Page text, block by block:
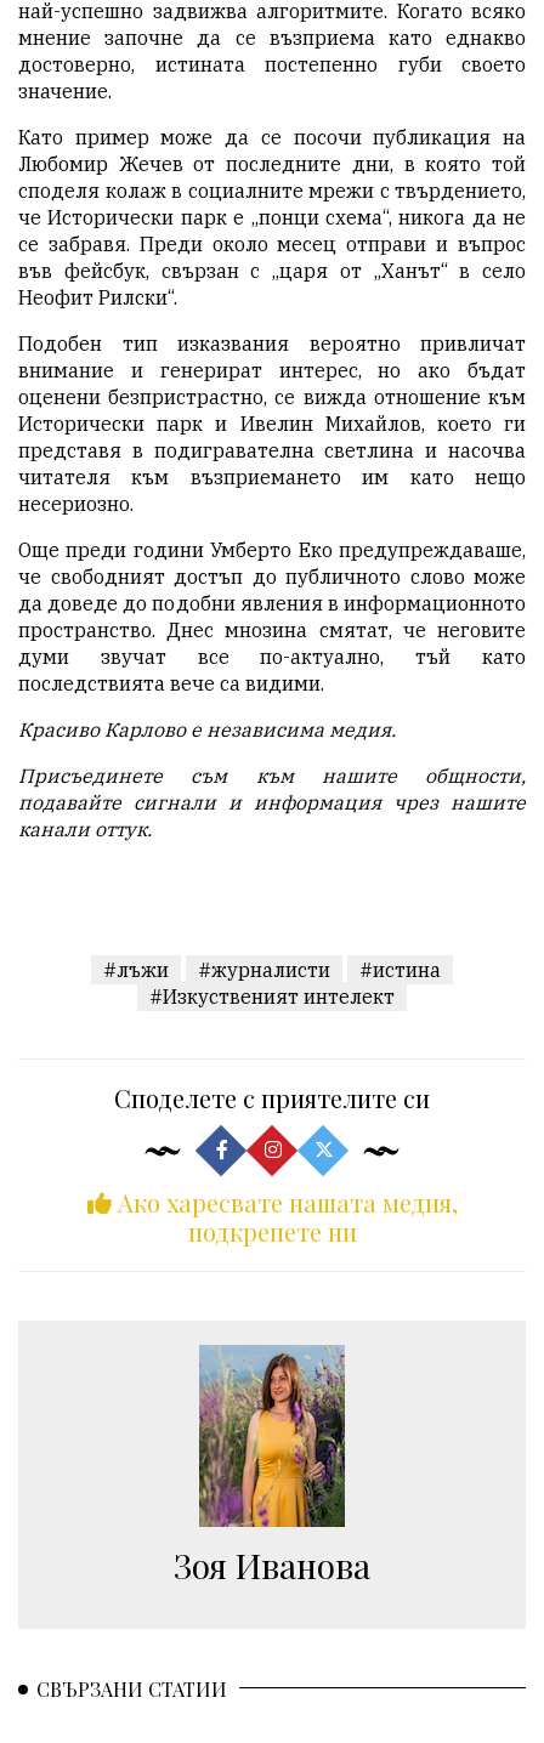
най-успешно задвижва алгоритмите. Когато всяко
мнение започне да се възприема като еднакво
достоверно, истината постепенно губи своето
значение.
Като пример може да се посочи публикация на
Любомир Жечев от последните дни, в която той
споделя колаж в социалните мрежи с твърдението,
че Исторически парк е „понци схема“, никога да не
се забравя. Преди около месец отправи и въпрос
във фейсбук, свързан с „царя от „Ханът“ в село
Неофит Рилски“.
Подобен тип изказвания вероятно привличат
внимание и генерират интерес, но ако бъдат
оценени безпристрастно, се вижда отношение към
Исторически парк и Ивелин Михайлов, което ги
представя в подигравателна светлина и насочва
читателя към възприемането им като нещо
несериозно.
Още преди години Умберто Еко предупреждаваше,
че свободният достъп до публичното слово може
да доведе до подобни явления в информационното
пространство. Днес мнозина смятат, че неговите
думи звучат все по-актуално, тъй като
последствията вече са видими.
Красиво Карлово е независима медия.
Присъединете съм към нашите общности,
подавайте сигнали и информация чрез нашите
канали оттук.
#лъжи #журналисти
#истина
#Изкуственият интелект
Споделете с приятелите си
Ако харесвате нашата медия,
подкрепете ни
Зоя Иванова
СВЪРЗАНИ СТАТИИ